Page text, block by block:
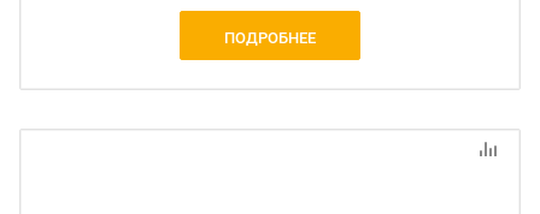
ПОДРОБНЕЕ